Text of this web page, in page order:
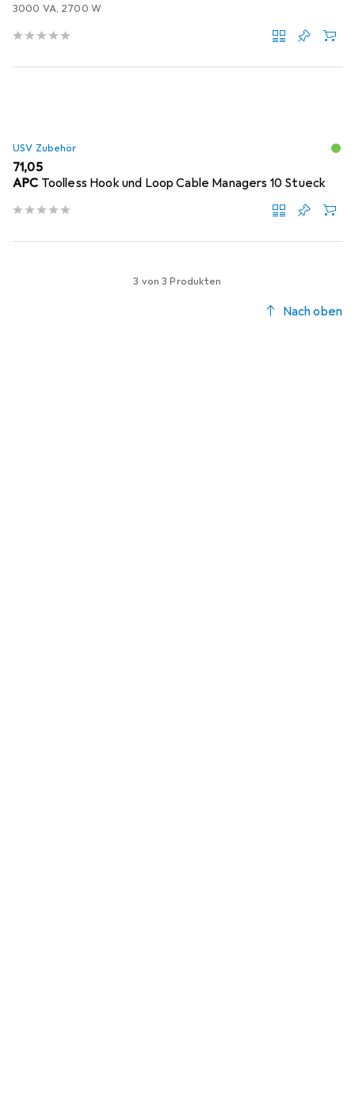
3000 VA, 2700 W
USV Zubehör
EUR
71,05
APC Toolless Hook und Loop Cable Managers 10 Stueck
3 von 3 Produkten
Nach oben